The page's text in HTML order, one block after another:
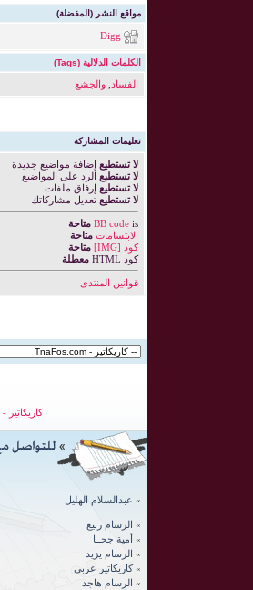
مواقع النشر (المفضلة)
Digg
الكلمات الدلالية (Tags)
الفساد ,والجشع
تعليمات المشاركة
لا تستطيع إضافة مواضيع جديدة
لا تستطيع الرد على المواضيع
لا تستطيع إرفاق ملفات
لا تستطيع تعديل مشاركاتك
BB codeis
متاحة
الابتسامات متاحة
كود [IMG]
متاحة
كود HTML
معطلة
قوانين المنتدى
كاريكاتير -
» عبدالسلام الهليل
» الرسام ربيع
» أمية جحــا
» الرسام يزيد
» كاريكاتير عربي
» الرسام هاجد